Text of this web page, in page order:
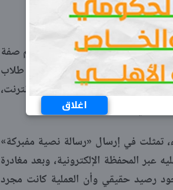
اغلاق
في شراء الهاتف، وانتحل أحدهم صفة
ضابط شرطة هاتفيا لإضفاء الجدية والرهبة على المعاملة، وبمجرد إتمام عملية القبض على 4 طلاب
منهم استدراج الضحايا عبر الإنترنت،
في الشارع.
تمثلت في إرسال «رسالة نصية مفبركة»
عبر المحفظة الإلكترونية، وبعد مغادرة
رصيد حقيقي وأن العملية كانت مجرد